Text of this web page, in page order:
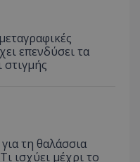
επενδύσει τα
τη θαλάσσια
ισχύει μέχρι το